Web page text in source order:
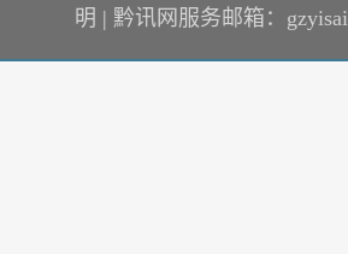
明 | 黔讯网服务邮箱：